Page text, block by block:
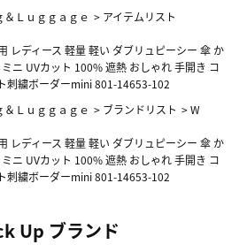
Ｌｕｇｇａｇｅ > アイテムリスト
レディース 軽量 軽い ダブリュピーシー 傘 か
ニ UVカット 100% 遮熱 おしゃれ 手開き コ
刺繍ボーダーmini 801-14653-102
Ｌｕｇｇａｇｅ > ブランドリスト >W
レディース 軽量 軽い ダブリュピーシー 傘 か
ニ UVカット 100% 遮熱 おしゃれ 手開き コ
刺繍ボーダーmini 801-14653-102
Up ブランド